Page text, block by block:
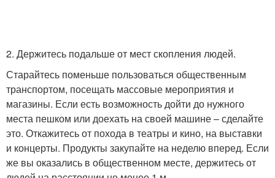
2. Держитесь подальше от мест скопления людей.
Старайтесь поменьше пользоваться общественным
транспортом, посещать массовые мероприятия и
магазины. Если есть возможность дойти до нужного
места пешком или доехать на своей машине – сделайте
это. Откажитесь от похода в театры и кино, на выставки
и концерты. Продукты закупайте на неделю вперед. Если
же вы оказались в общественном месте, держитесь от